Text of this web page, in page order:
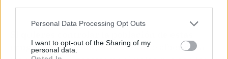
Personal Data Processing Opt Outs
I want to opt-out of the Sharing of my
personal data.
orugas en tu jardin, trata de darle albergue a